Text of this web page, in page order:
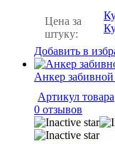
Цена за
штуку:
Добавить в
Анкер
Артикул товара
0 отзывов